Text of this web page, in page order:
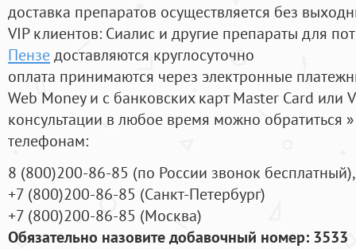
доставка препаратов осуществляется без
VIP клиентов: Сиалис и другие препараты для
Пензедоставляются круглосуточно
оплата принимаются через электронные
Web Money и с банковских карт Master Card или
консультации в любое время можно обратиться
телефонам:
8 (800)200-86-85 (по России звонок бесплатный),
+7 (800)200-86-85 (Санкт-Петербург)
+7 (800)200-86-85 (Москва)
Обязательно назовите добавочный номер: 3533